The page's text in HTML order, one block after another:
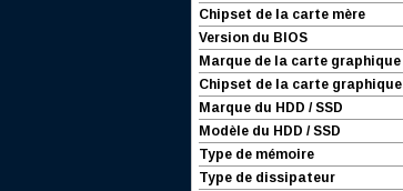
Chipset de la carte mère
Version du BIOS
Marque de la carte graphique
Chipset de la carte graphique
Marque du HDD / SSD
Modèle du HDD / SSD
Type de mémoire
Type de dissipateur